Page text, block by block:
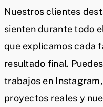
Nuestros clientes
sienten durante todo
que explicamos cada
resultado final.
trabajos en
proyectos reales y